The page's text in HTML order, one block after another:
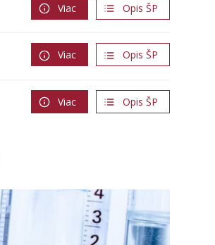
Viac Opis ŠP
Viac Opis ŠP
Viac Opis ŠP